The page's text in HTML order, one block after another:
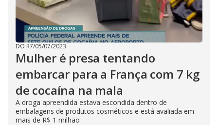
DO R7/05/07/2023
Mulher é presa tentando
embarcar para a França com 7 kg
de cocaína na mala
A droga apreendida estava escondida dentro de
embalagens de produtos cosméticos e está avaliada em
mais de R$ 1 milhão